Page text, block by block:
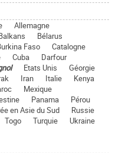
Allemagne
Bélarus
Faso
Catalogne
Cuba
Darfour
Etats Unis
Géorgie
Iran Italie
Kenya
Mexique
Panama
Pérou
en Asie du Sud
Russie
Togo Turquie
Ukraine